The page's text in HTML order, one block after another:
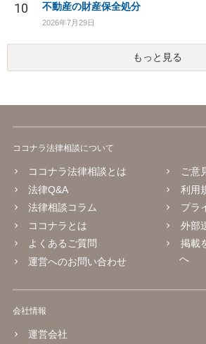
10 不動産の財産保全処分
2026年7月29日
もっと見る
ココナラ法律相談について
ココナラ法律相談とは
法律Q&A
法律相談コラム
ココナラとは
よくあるご質問
運営へのお問い合わせ
ご意
利用
プラ
外部
掲載
へ
会社情報
運営会社